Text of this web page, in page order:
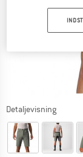
Detaljevisning